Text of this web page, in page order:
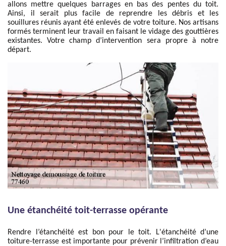
allons mettre quelques barrages en bas des pentes du toit.
Ainsi, il serait plus facile de reprendre les débris et les
souillures réunis ayant été enlevés de votre toiture. Nos artisans
formés terminent leur travail en faisant le vidage des gouttières
existantes. Votre champ d’intervention sera propre à notre
départ.
Une étanchéité toit-terrasse opérante
Rendre l’étanchéité est bon pour le toit. L'étanchéité d’une
toiture-terrasse est importante pour prévenir l’infiltration d’eau